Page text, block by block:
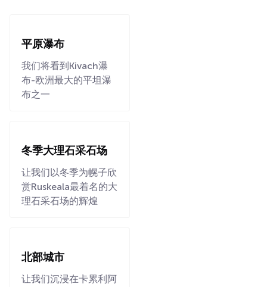
平原瀑布
我们将看到Kivach瀑
布-欧洲最大的平坦瀑
布之一
冬季大理石采石场
让我们以冬季为幌子欣
赏Ruskeala最着名的大
理石采石场的辉煌
北部城市
让我们沉浸在卡累利阿